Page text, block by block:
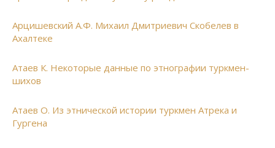
Арцишевский А.Ф. Михаил Дмитриевич Скобелев в
Ахалтеке
Атаев К. Некоторые данные по этнографии туркмен-
шихов
Атаев О. Из этнической истории туркмен Атрека и
Гургена